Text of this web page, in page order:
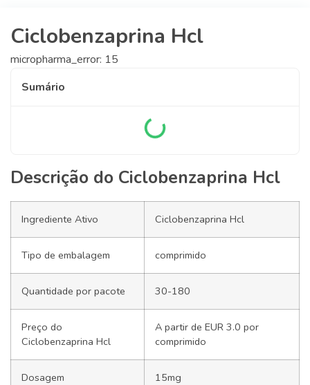
Ciclobenzaprina Hcl
micropharma_error: 15
Sumário
Descrição do Ciclobenzaprina Hcl
Ingrediente Ativo Ciclobenzaprina Hcl
Tipo de embalagem comprimido
Quantidade por pacote 30-180
Preço do
Ciclobenzaprina Hcl
A partir de EUR 3.0 por
comprimido
Dosagem 15mg